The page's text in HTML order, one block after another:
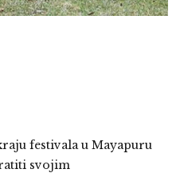
festivala u Mayapuru
svojim